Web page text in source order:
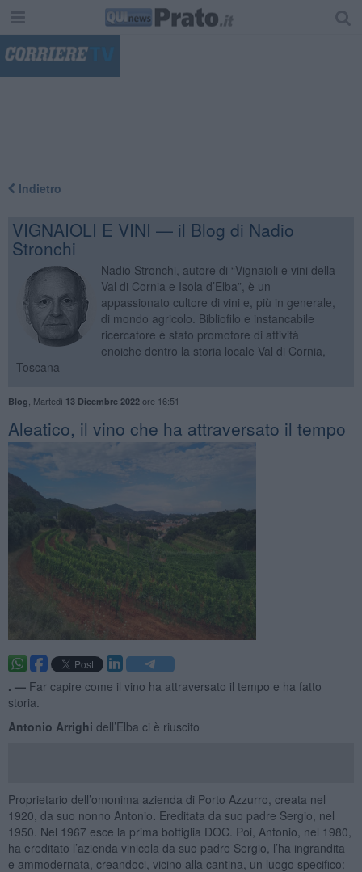
Indietro
VIGNAIOLI E VINI — il Blog di Nadio
Stronchi
Nadio Stronchi, autore di “Vignaioli e vini della
Val di Cornia e Isola d’Elba”, è un
appassionato cultore di vini e, più in generale,
di mondo agricolo. Bibliofilo e instancabile
ricercatore è stato promotore di attività
enoiche dentro la storia locale Val di Cornia,
Toscana
Blog Martedì 13 Dicembre 2022ore 16:51
Aleatico, il vino che ha attraversato il tempo
. — Far capire come il vino ha attraversato il tempo e ha fatto
storia.
Antonio Arrighi dell’Elba ci è riuscito
Proprietario dell’omonima azienda di Porto Azzurro, creata nel
1920, da suo nonno Antonio. Ereditata da suo padre Sergio, nel
1950. Nel 1967 esce la prima bottiglia DOC. Poi, Antonio, nel 1980,
ha ereditato l’azienda vinicola da suo padre Sergio, l’ha ingrandita
e ammodernata, creandoci, vicino alla cantina, un luogo specifico: